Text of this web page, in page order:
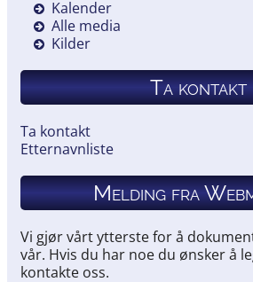
Kalender
Alle media
Kilder
Ta kontakt
Ta kontakt
Etternavnliste
Melding fra
Vi gjør vårt ytterste for å
vår. Hvis du har noe du ønsker å
kontakte oss.